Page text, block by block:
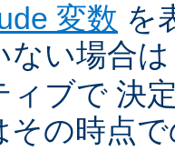
変数 を
ない場合は
ィブで 決
その時点で